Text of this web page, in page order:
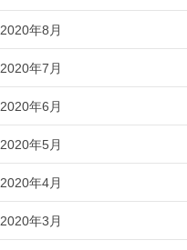
2020年8月
2020年7月
2020年6月
2020年5月
2020年4月
2020年3月